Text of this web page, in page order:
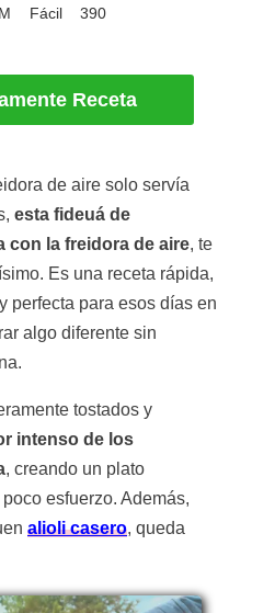
Fácil 390
Receta
de aire solo servía
esta fideuá de
con la freidora de aire, te
Es una receta rápida,
perfecta para esos días en
algo diferente sin
tostados y
intenso de los
, creando un plato
esfuerzo. Además,
alioli casero, queda